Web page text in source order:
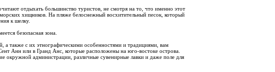
отдыхать большинство туристов, не смотря на то, что именно этот
хищников. На пляже белоснежный восхитительный песок, который
к шелку.
безопасная зона.
а также с их этнографическими особенностями и традициями, вам
Анн или в Гранд Анс, которые расположены на юго-востоке острова.
окружной администрации, различные сувенирные лавки и даже поле для